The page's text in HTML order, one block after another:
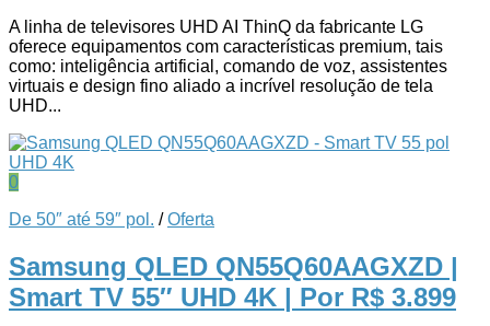
A linha de televisores UHD AI ThinQ da fabricante LG
oferece equipamentos com características premium, tais
como: inteligência artificial, comando de voz, assistentes
virtuais e design fino aliado a incrível resolução de tela
UHD...
0
De 50″ até 59″ pol. /Oferta
Samsung QLED QN55Q60AAGXZD |
Smart TV 55″ UHD 4K | Por R$ 3.899